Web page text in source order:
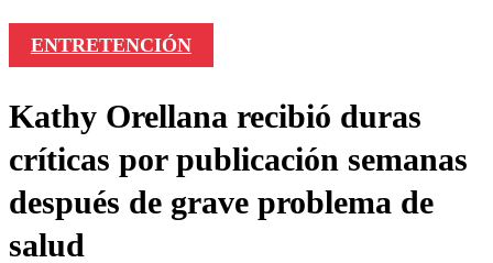
ENTRETENCIÓN
Kathy Orellana recibió duras
críticas por publicación semanas
después de grave problema de
salud